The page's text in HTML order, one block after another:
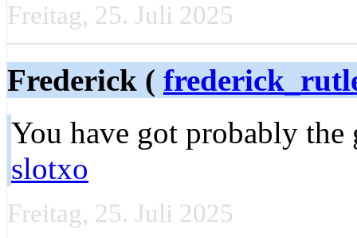
Freitag, 25. Juli 2025
Frederick (
You have got probably the
slotxo
Freitag, 25. Juli 2025